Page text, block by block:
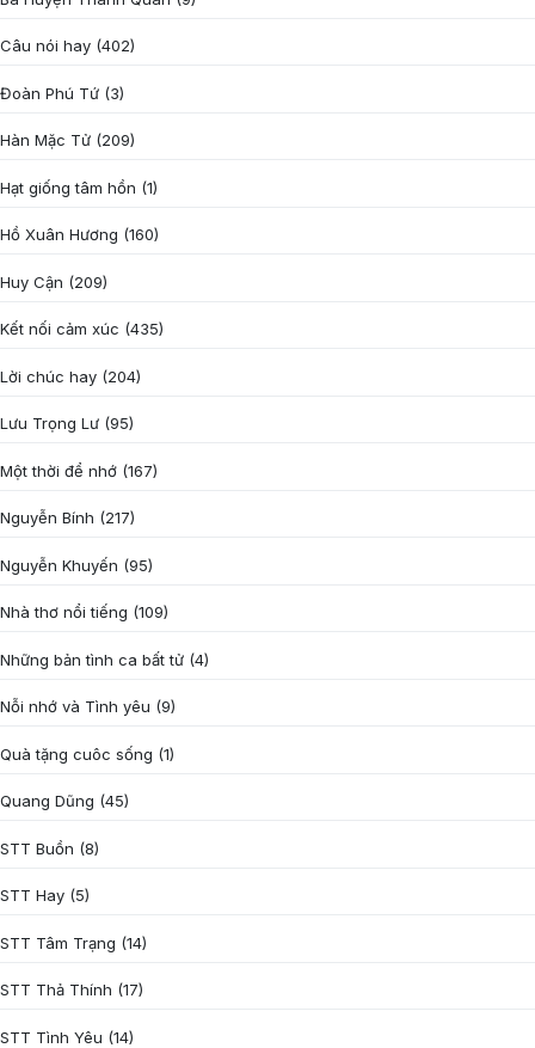
Câu nói hay (402)
Đoàn Phú Tứ (3)
Hàn Mặc Tử (209)
Hạt giống tâm hồn (1)
Hồ Xuân Hương (160)
Huy Cận (209)
Kết nối cảm xúc (435)
Lời chúc hay (204)
Lưu Trọng Lư (95)
Một thời để nhớ (167)
Nguyễn Bính (217)
Nguyễn Khuyến (95)
Nhà thơ nổi tiếng (109)
Những bản tình ca bất tử (4)
Nỗi nhớ và Tình yêu (9)
Quà tặng cuôc sống (1)
Quang Dũng (45)
STT Buồn (8)
STT Hay (5)
STT Tâm Trạng (14)
STT Thả Thính (17)
STT Tình Yêu (14)